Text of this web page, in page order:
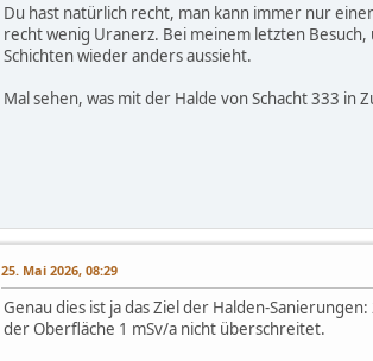
Du hast natürlich recht, man kann immer nur
recht wenig Uranerz. Bei meinem letzten
Schichten wieder anders aussieht.
Mal sehen, was mit der Halde von Schacht 333 in
25. Mai 2026, 08:29
Genau dies ist ja das Ziel der Halden-
der Oberfläche 1 mSv/a nicht überschreitet.